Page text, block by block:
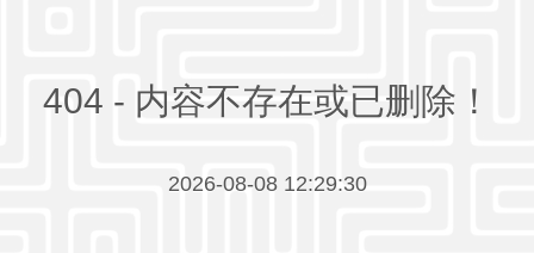
404 - 内容不存在或已删除！
2026-08-08 12:29:30